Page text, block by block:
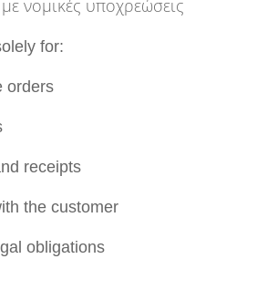
νομικές υποχρεώσεις
for:
orders
receipts
the customer
obligations